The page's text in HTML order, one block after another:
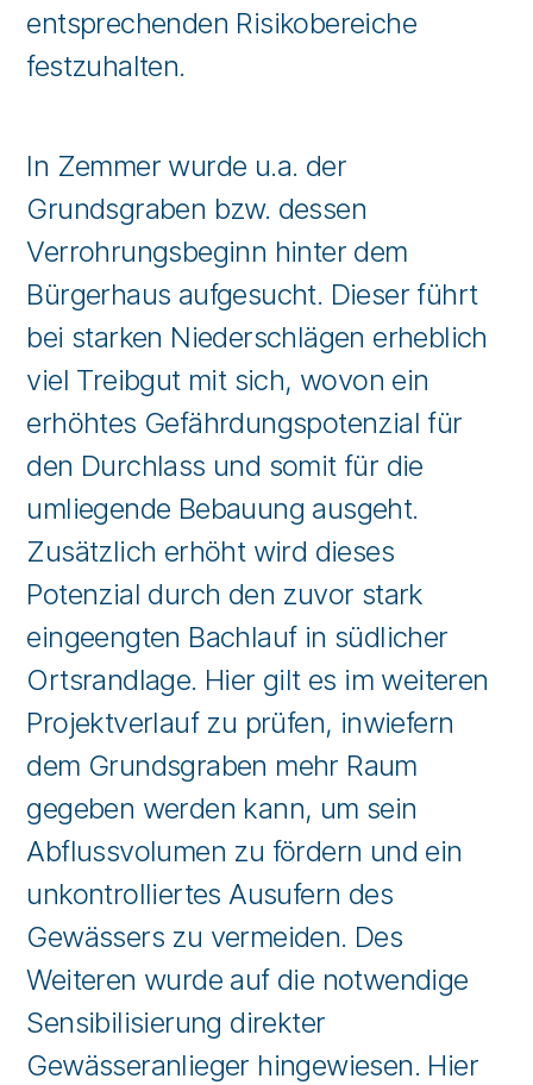
entsprechenden Risikobereiche
festzuhalten.
In Zemmer wurde u.a. der
Grundsgraben bzw. dessen
Verrohrungsbeginn hinter dem
Bürgerhaus aufgesucht. Dieser führt
bei starken Niederschlägen erheblich
viel Treibgut mit sich, wovon ein
erhöhtes Gefährdungspotenzial für
den Durchlass und somit für die
umliegende Bebauung ausgeht.
Zusätzlich erhöht wird dieses
Potenzial durch den zuvor stark
eingeengten Bachlauf in südlicher
Ortsrandlage. Hier gilt es im weiteren
Projektverlauf zu prüfen, inwiefern
dem Grundsgraben mehr Raum
gegeben werden kann, um sein
Abflussvolumen zu fördern und ein
unkontrolliertes Ausufern des
Gewässers zu vermeiden. Des
Weiteren wurde auf die notwendige
Sensibilisierung direkter
Gewässeranlieger hingewiesen. Hier